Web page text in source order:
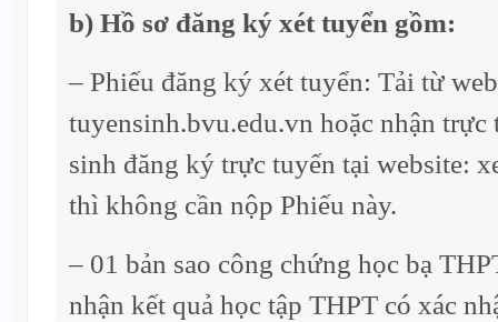
b) Hồ sơ đăng ký xét tuyển gồm:
– Phiếu đăng ký xét tuyển: Tải từ
tuyensinh.bvu.edu.vn hoặc nhận
sinh đăng ký trực tuyến tại website:
thì không cần nộp Phiếu này.
– 01 bản sao công chứng học bạ
nhận kết quả học tập THPT có xác